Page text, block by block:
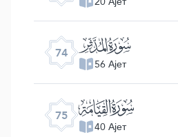
74 ﯷ
56 Ајет
75 ﯸ
40 Ајет